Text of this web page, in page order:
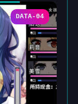
DATA-04